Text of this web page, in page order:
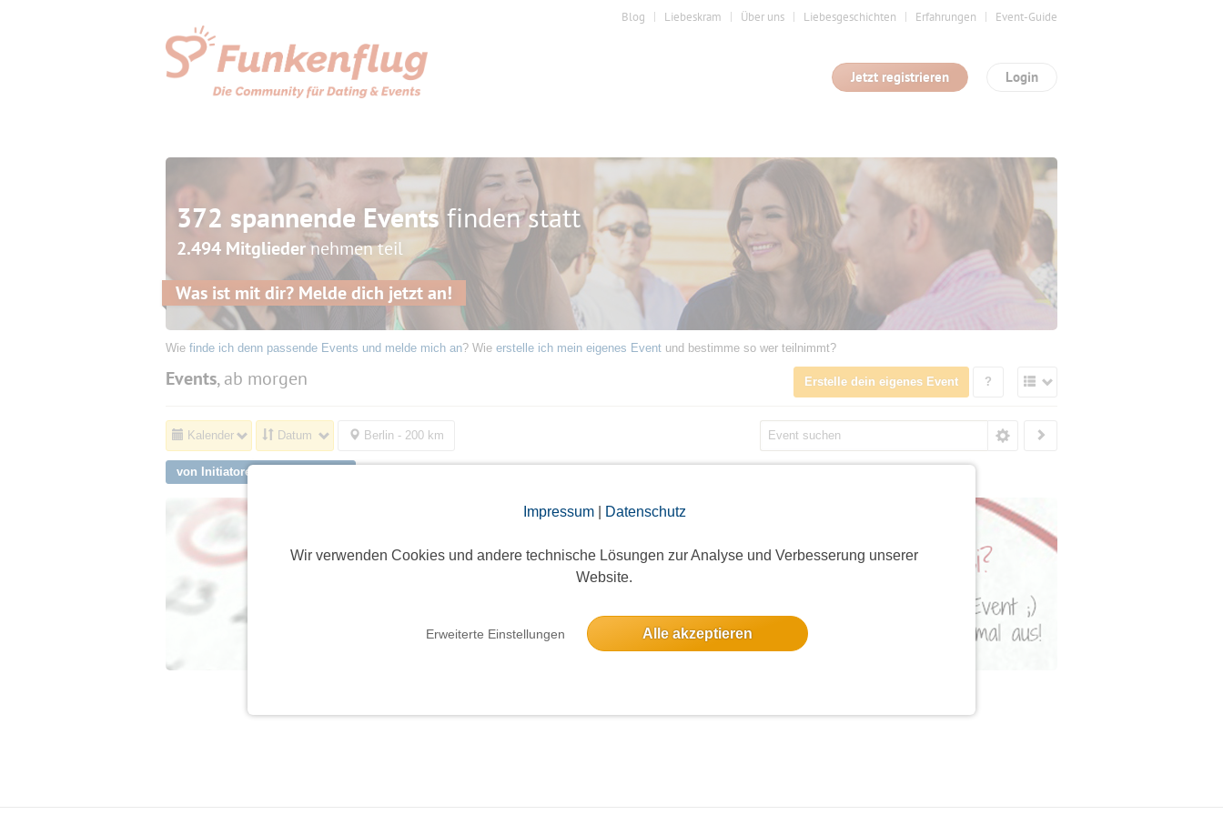
Impressum| Datenschutz
Wir verwenden Cookies und andere technische Lösungen zur Analyse und Verbesserung unserer
Website.
Erweiterte Einstellungen Alle akzeptieren
Blog Liebeskram Über uns Liebesgeschichten Erfahrungen Event-Guide
Login
Jetzt registrieren
372 spannende Eventsfinden statt
2.494 Mitgliedernehmen teil
Was ist mit dir? Melde dich jetzt an!
Wie finde ich denn passende Events und melde mich an? Wie erstelle ich mein eigenes Event und bestimme so wer teilnimmt?
Events, ab morgen Erstelle dein eigenes Event ?
Kalender Datum Berlin - 200 km
von Initiatoren aus Iffeldorf